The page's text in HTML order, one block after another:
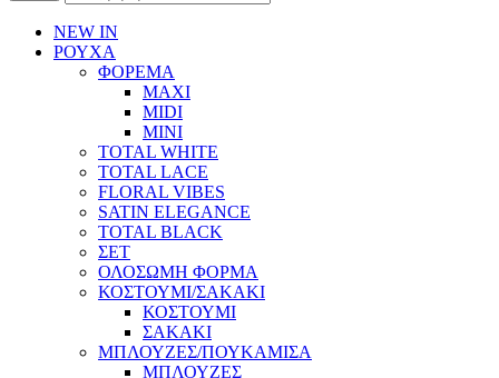
NEW IN
ΡΟΥΧΑ
ΦΟΡΕΜΑ
MAXI
MIDI
MINI
TOTAL WHITE
TOTAL LACE
FLORAL VIBES
SATIN ELEGANCE
TOTAL BLACK
ΣΕΤ
ΟΛΟΣΩΜΗ ΦΟΡΜΑ
ΚΟΣΤΟΥΜΙ/ΣΑΚΑΚΙ
ΚΟΣΤΟΥΜΙ
ΣΑΚΑΚΙ
ΜΠΛΟΥΖΕΣ/ΠΟΥΚΑΜΙΣΑ
ΜΠΛΟΥΖΕΣ